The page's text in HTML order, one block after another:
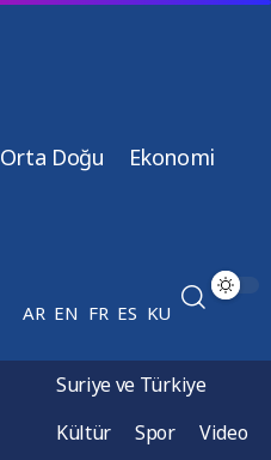
Orta Doğu Ekonomi
AR EN FR ES KU
Suriye ve Türkiye
Kültür
Spor
Video